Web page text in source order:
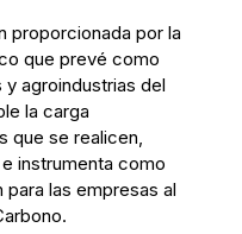
proporcionada por la
que prevé como
agroindustrias del
la carga
que se realicen,
instrumenta como
las empresas al